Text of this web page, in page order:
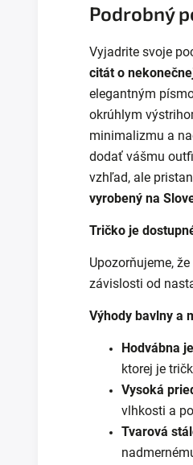
Podrobný
Vyjadrite svoje
citát o
elegantným
okrúhlym
minimalizmu a
dodať vášmu
vzhľad, ale
vyrobený na
Tričko je
Upozorňujeme,
závislosti od
Výhody bavlny a
Hodvábna
ktorej je
Vysoká
vlhkosti a
Tvarová